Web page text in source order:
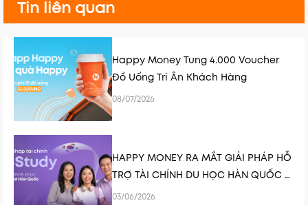
Tin liên quan
Happy Money Tung 4.000 Voucher
Đồ Uống Tri Ân Khách Hàng
08/07/2026
HAPPY MONEY RA MẮT GIẢI PHÁP HỖ
TRỢ TÀI CHÍNH DU HỌC HÀN QUỐC K-
STUDY
03/06/2026